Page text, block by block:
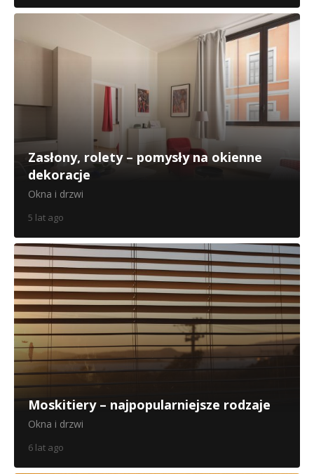
Zasłony, rolety – pomysły na okienne
dekoracje
Okna i drzwi
5 lat ago
Moskitiery – najpopularniejsze rodzaje
Okna i drzwi
6 lat ago